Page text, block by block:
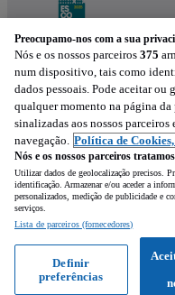
Preocupamo-nos com a sua
Nós e os nossos parceiros 375
num dispositivo, tais como
dados pessoais. Pode aceitar ou
qualquer momento na página
sinalizadas aos nossos parceiros
navegação. Política de Cookies,
Nós e os nossos parceiros
Utilizar dados de geolocalização precisos.
identificação. Armazenar e/ou aceder a
personalizados, medição de publicidade e
serviços.
Lista de parceiros (fornecedores)
Definir
preferências